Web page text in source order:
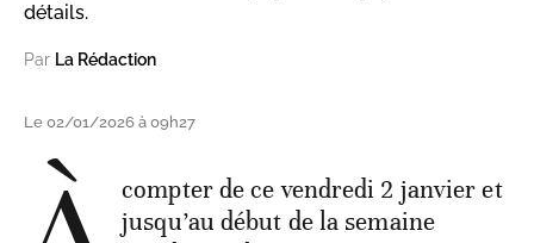
détails.
Par La Rédaction
Le 02/01/2026 à 09h27
compter de ce vendredi 2 janvier et
jusqu’au début de la semaine